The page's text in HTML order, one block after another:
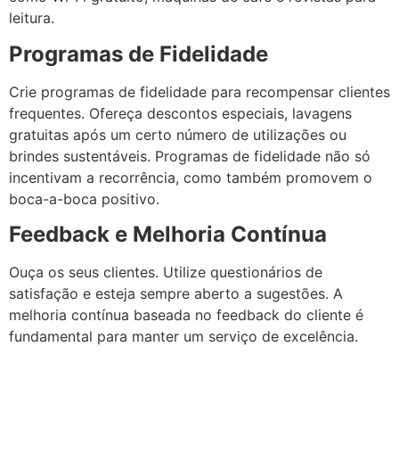
leitura.
Programas de Fidelidade
Crie programas de fidelidade para recompensar clientes
frequentes. Ofereça descontos especiais, lavagens
gratuitas após um certo número de utilizações ou
brindes sustentáveis. Programas de fidelidade não só
incentivam a recorrência, como também promovem o
boca-a-boca positivo.
Feedback e Melhoria Contínua
Ouça os seus clientes. Utilize questionários de
satisfação e esteja sempre aberto a sugestões. A
melhoria contínua baseada no feedback do cliente é
fundamental para manter um serviço de excelência.